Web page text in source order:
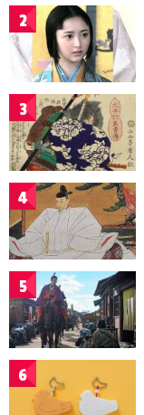
2
3
4
5
6